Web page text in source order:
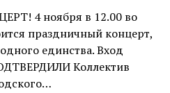
4 ноября в 12.00 во
праздничный концерт,
единства. Вход
Коллектив